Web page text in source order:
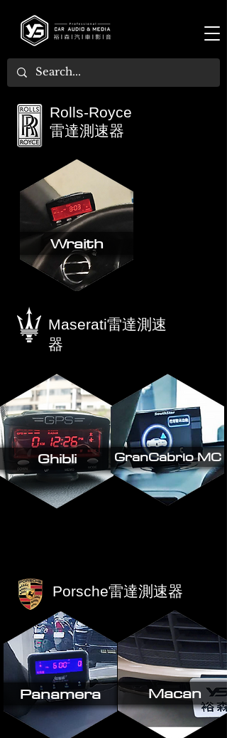
Rolls-Royce
雷達測速器
Wraith
Maserati雷達測速
器
Ghibli GranCabrio MC
Porsche雷達測速器
Panamera Macan